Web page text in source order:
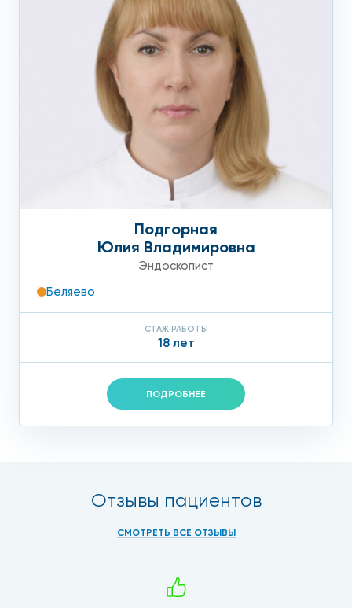
восстановиться после курса терапии.
Для того, чтобы получить более подробную информацию
и записаться на удобное время и день к специалисту, вам
достаточно позвонить в клинику или заполнить форму
обратной связи на сайте.
Подгорная
Юлия Владимировна
Эндоскопист
Беляево
СТАЖ РАБОТЫ
18 лет
ПОДРОБНЕЕ
Отзывы пациентов
СМОТРЕТЬ ВСЕ ОТЗЫВЫ